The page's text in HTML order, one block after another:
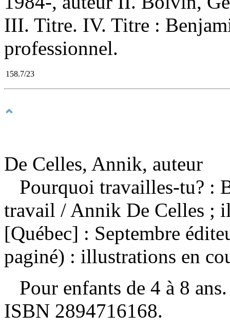
III. Titre. IV. Titre :
professionnel.
158.7/23
De Celles, Annik, auteur
Pourquoi travailles-tu? :
travail / Annik De Celles ;
[Québec] : Septembre
paginé) : illustrations en
Pour enfants de 4 à 8
ISBN 2894716168.